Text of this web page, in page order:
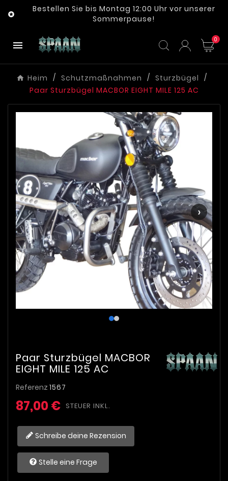

Bestellen Sie bis Montag 12:00 Uhr vor unserer
Sommerpause!
 0
Heim Schutzmaßnahmen
Sturzbügel
Paar Sturzbügel MACBOR EIGHT MILE 125 AC
‹ ›
Paar Sturzbügel MACBOR
EIGHT MILE 125 AC
Referenz 1567
87,00 € STEUER INKL.
Schreibe deine Rezension
Stelle eine Frage